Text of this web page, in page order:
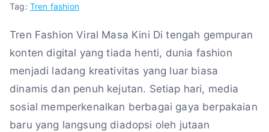
Tag: Tren fashion
Tren Fashion Viral Masa Kini Di tengah gempuran
konten digital yang tiada henti, dunia fashion
menjadi ladang kreativitas yang luar biasa
dinamis dan penuh kejutan. Setiap hari, media
sosial memperkenalkan berbagai gaya berpakaian
baru yang langsung diadopsi oleh jutaan